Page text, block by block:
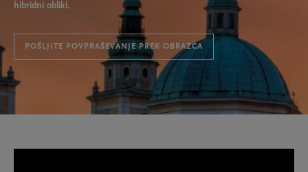
hibridni obliki.
POŠLJITE POVPRAŠEVANJE PREK OBRAZCA